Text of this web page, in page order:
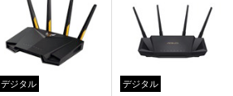
デジタル デジタル